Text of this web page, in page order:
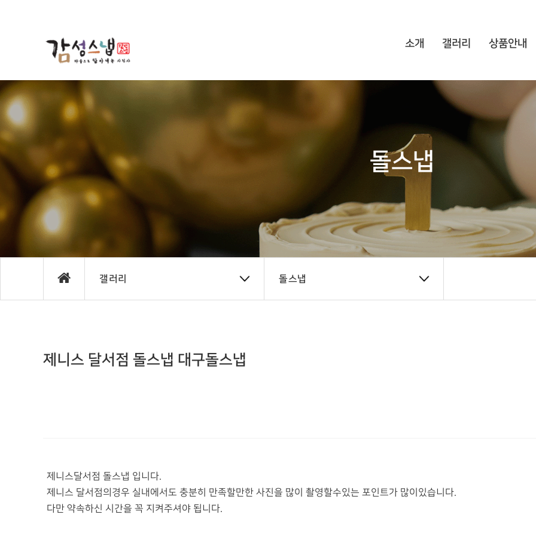
소개 갤러리 상품안내
돌스냅
갤러리 돌스냅
제니스 달서점 돌스냅 대구돌스냅
제니스달서점 돌스냅 입니다.
제니스 달서점의경우 실내에서도 충분히 만족할만한 사진을 많이 촬영할수있는 포인트가 많이있습니다.
다만 약속하신 시간을 꼭 지켜주셔야 됩니다.